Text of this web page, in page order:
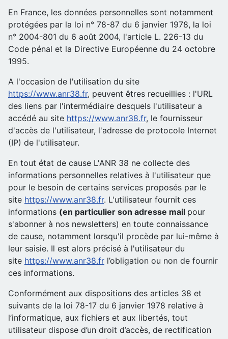
En France, les données personnelles sont notamment
protégées par la loi n° 78-87 du 6 janvier 1978, la loi
n° 2004-801 du 6 août 2004, l'article L. 226-13 du
Code pénal et la Directive Européenne du 24 octobre
1995.
A l'occasion de l'utilisation du site
https://www.anr38.fr, peuvent êtres recueillies : l'URL
des liens par l'intermédiaire desquels l'utilisateur a
accédé au site https://www.anr38.fr, le fournisseur
d'accès de l'utilisateur, l'adresse de protocole Internet
(IP) de l'utilisateur.
En tout état de cause L'ANR 38 ne collecte des
informations personnelles relatives à l'utilisateur que
pour le besoin de certains services proposés par le
site https://www.anr38.fr. L'utilisateur fournit ces
informations (en particulier son adresse mail pour
s'abonner à nos newsletters) en toute connaissance
de cause, notamment lorsqu'il procède par lui-même à
leur saisie. Il est alors précisé à l'utilisateur du
site https://www.anr38.fr l’obligation ou non de fournir
ces informations.
Conformément aux dispositions des articles 38 et
suivants de la loi 78-17 du 6 janvier 1978 relative à
l’informatique, aux fichiers et aux libertés, tout
utilisateur dispose d’un droit d’accès, de rectification